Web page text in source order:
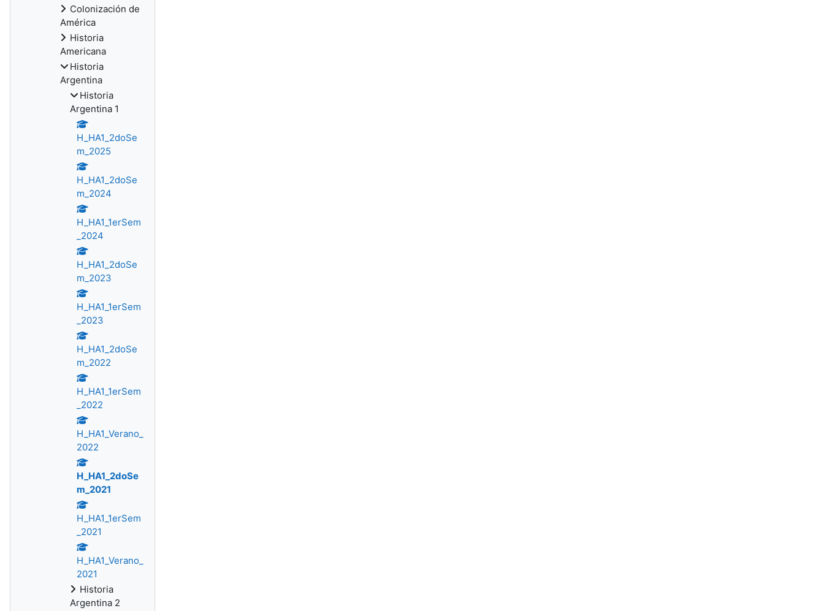
Colonización de
América
Historia
Americana
Historia
Argentina
Historia
Argentina 1
H_HA1_2doSe
m_2025
H_HA1_2doSe
m_2024
H_HA1_1erSem
_2024
H_HA1_2doSe
m_2023
H_HA1_1erSem
_2023
H_HA1_2doSe
m_2022
H_HA1_1erSem
_2022
H_HA1_Verano_
2022
H_HA1_2doSe
m_2021
H_HA1_1erSem
_2021
H_HA1_Verano_
2021
Historia
Argentina 2